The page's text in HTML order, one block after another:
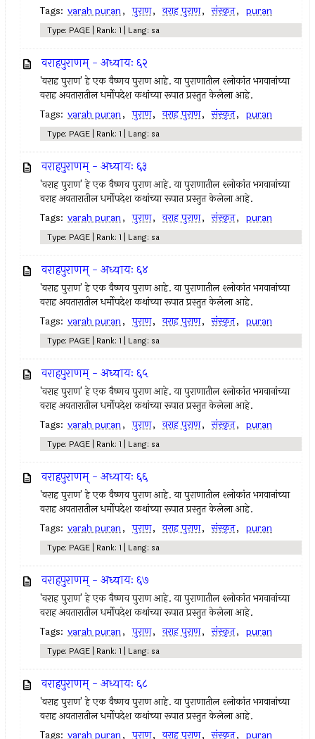
Tags: varah puran, पुराण, वराह पुराण, संस्कृत, puran
Type: PAGE | Rank: 1 | Lang: sa
वराहपुराणम् - अध्यायः ६२
'वराह पुराण' हे एक वैष्णव पुराण आहे. या पुराणातील श्लोकांत भगवानांच्या
वराह अवतारातील धर्मोपदेश कथांच्या रूपात प्रस्तुत केलेला आहे.
Tags: varah puran, पुराण, वराह पुराण, संस्कृत, puran
Type: PAGE | Rank: 1 | Lang: sa
वराहपुराणम् - अध्यायः ६३
'वराह पुराण' हे एक वैष्णव पुराण आहे. या पुराणातील श्लोकांत भगवानांच्या
वराह अवतारातील धर्मोपदेश कथांच्या रूपात प्रस्तुत केलेला आहे.
Tags: varah puran, पुराण, वराह पुराण, संस्कृत, puran
Type: PAGE | Rank: 1 | Lang: sa
वराहपुराणम् - अध्यायः ६४
'वराह पुराण' हे एक वैष्णव पुराण आहे. या पुराणातील श्लोकांत भगवानांच्या
वराह अवतारातील धर्मोपदेश कथांच्या रूपात प्रस्तुत केलेला आहे.
Tags: varah puran, पुराण, वराह पुराण, संस्कृत, puran
Type: PAGE | Rank: 1 | Lang: sa
वराहपुराणम् - अध्यायः ६५
'वराह पुराण' हे एक वैष्णव पुराण आहे. या पुराणातील श्लोकांत भगवानांच्या
वराह अवतारातील धर्मोपदेश कथांच्या रूपात प्रस्तुत केलेला आहे.
Tags: varah puran, पुराण, वराह पुराण, संस्कृत, puran
Type: PAGE | Rank: 1 | Lang: sa
वराहपुराणम् - अध्यायः ६६
'वराह पुराण' हे एक वैष्णव पुराण आहे. या पुराणातील श्लोकांत भगवानांच्या
वराह अवतारातील धर्मोपदेश कथांच्या रूपात प्रस्तुत केलेला आहे.
Tags: varah puran, पुराण, वराह पुराण, संस्कृत, puran
Type: PAGE | Rank: 1 | Lang: sa
वराहपुराणम् - अध्यायः ६७
'वराह पुराण' हे एक वैष्णव पुराण आहे. या पुराणातील श्लोकांत भगवानांच्या
वराह अवतारातील धर्मोपदेश कथांच्या रूपात प्रस्तुत केलेला आहे.
Tags: varah puran, पुराण, वराह पुराण, संस्कृत, puran
Type: PAGE | Rank: 1 | Lang: sa
वराहपुराणम् - अध्यायः ६८
'वराह पुराण' हे एक वैष्णव पुराण आहे. या पुराणातील श्लोकांत भगवानांच्या
वराह अवतारातील धर्मोपदेश कथांच्या रूपात प्रस्तुत केलेला आहे.
Tags: varah puran, पुराण, वराह पुराण, संस्कृत, puran